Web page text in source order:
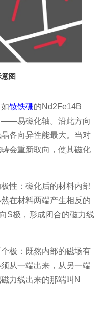
图
钕铁硼的Nd2Fe14B
——易磁化轴。沿此方向
各向异性能最大。当对
会重新取向，使其磁化
性：磁化后的材料内部
在材料两端产生相反的
S极，形成闭合的磁力线
极：既然内部的磁场有
从一端出来，从另一端
力线出来的那端叫N